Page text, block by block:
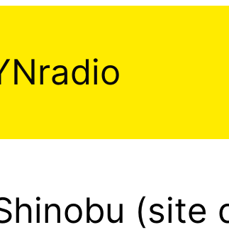
(site